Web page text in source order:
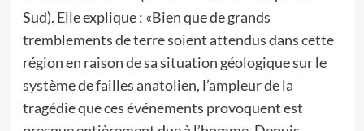
Sud). Elle explique : «Bien que de grands
tremblements de terre soient attendus dans cette
région en raison de sa situation géologique sur le
système de failles anatolien, l’ampleur de la
tragédie que ces événements provoquent est